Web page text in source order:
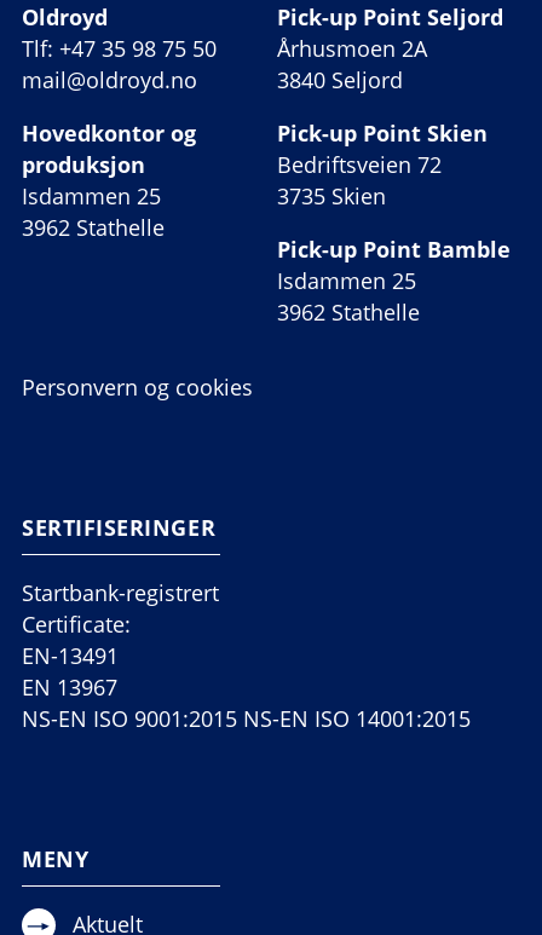
Oldroyd
Tlf: +47 35 98 75 50
mail@oldroyd.no
Hovedkontor og
produksjon
Isdammen 25
3962 Stathelle
Pick-up Point Seljord
Århusmoen 2A
3840 Seljord
Pick-up Point Skien
Bedriftsveien 72
3735 Skien
Pick-up Point Bamble
Isdammen 25
3962 Stathelle
Personvern og cookies
SERTIFISERINGER
Startbank-registrert
Certificate:
EN-13491
EN 13967
NS-EN ISO 9001:2015 NS-EN ISO 14001:2015
MENY
Aktuelt